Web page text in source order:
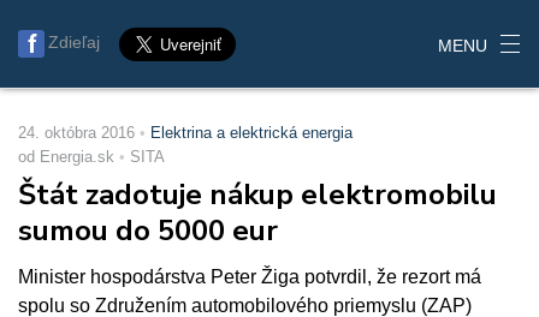
Zdieľaj MENU
24. októbra 2016
Elektrina a elektrická energia
od Energia.sk
SITA
Štát zadotuje nákup elektromobilu
sumou do 5000 eur
Minister hospodárstva Peter Žiga potvrdil, že rezort má
spolu so Združením automobilového priemyslu (ZAP)